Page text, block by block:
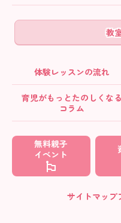
教
体験レッスンの流れ
育児がもっとたのしくなる
コラム
無料親子
イベント
サイトマップ